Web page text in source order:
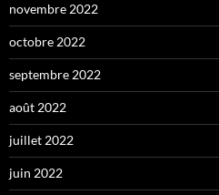
novembre 2022
octobre 2022
septembre 2022
août 2022
juillet 2022
juin 2022